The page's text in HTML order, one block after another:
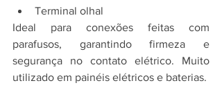
Terminal olhal
Ideal para conexões feitas com
parafusos, garantindo firmeza e
segurança no contato elétrico. Muito
utilizado em painéis elétricos e baterias.